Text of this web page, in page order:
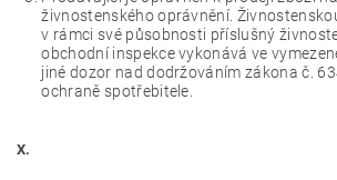
živnostenského oprávnění.
v rámci své působnosti příslušný
obchodní inspekce vykonává ve
jiné dozor nad dodržováním zákona č.
ochraně spotřebitele.
X.